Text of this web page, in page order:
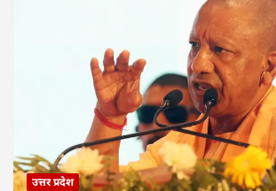
उत्तर प्रदेश